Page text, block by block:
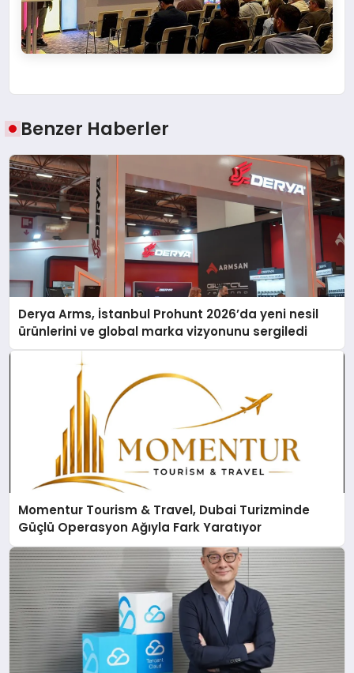
Benzer Haberler
Derya Arms, İstanbul Prohunt 2026’da yeni nesil
ürünlerini ve global marka vizyonunu sergiledi
Momentur Tourism & Travel, Dubai Turizminde
Güçlü Operasyon Ağıyla Fark Yaratıyor